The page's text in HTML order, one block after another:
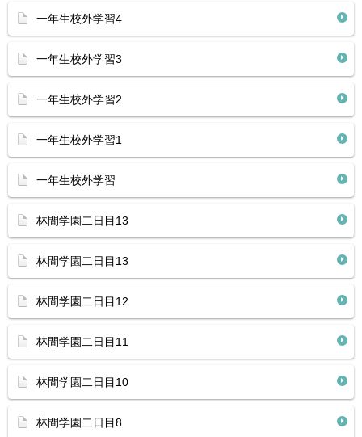
一年生校外学習4
一年生校外学習3
一年生校外学習2
一年生校外学習1
一年生校外学習
林間学園二日目13
林間学園二日目13
林間学園二日目12
林間学園二日目11
林間学園二日目10
林間学園二日目8